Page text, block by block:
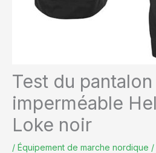
Test du pantalon
imperméable
Loke noir
/ Équipement de marche nordique /